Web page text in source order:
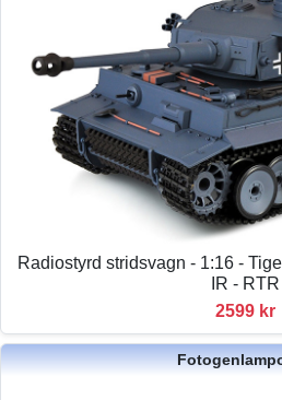
Radiostyrd stridsvagn - 1:16 -
IR - RTR
2599 kr